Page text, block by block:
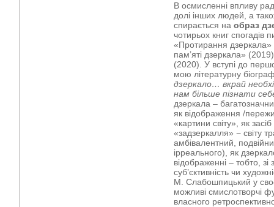
В осмисленні впливу
долі інших людей, а
спирається на образ
чотирьох книг
«Протирання дзеркала»
пам’яті дзеркала»
(2020). У вступі до
мою літературну
дзеркало… вкрай
нам більше пізнати
дзеркала –
як відображення /
«картини світу», як
«задзеркалля» − світу
амбівалентний,
ірреального), як
відображенні – тобто,
суб’єктивність чи
М. Слабошпицький у
можливі смислотворчі
власного